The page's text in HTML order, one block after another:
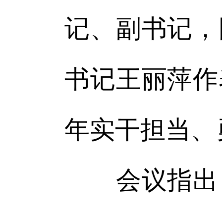
记、副书记
书记王丽萍
年实干担当
会议指出